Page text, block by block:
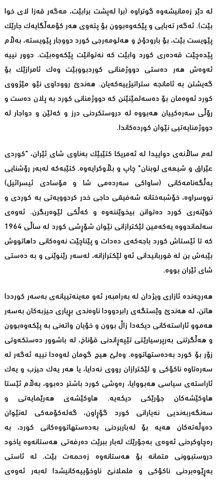
له‌ دێر زه‌مانیشه‌وه‌ گوتراوه‌ (برا له‌پشت برابێت، مه‌گه‌ر قه‌زا لای خوا
بێت). ئه‌گه‌ر ته‌بایی و پێكه‌وه‌بوون بۆ پته‌وی هه‌ر كۆمه‌ڵگایه‌ك جارێك
پێویست بێت، بۆ بارودۆخ و هه‌لومه‌رجی كورد دووجار پێویسته‌، به‌ڵام
پێده‌چێت قه‌ده‌ری كورد وابێت كه‌ نه‌توانێت پێكه‌وه‌بێت. دوور نییه‌
ئه‌وه‌ش هه‌ر ده‌ستی دووژمنانی كوردبووبێت وه‌ك ئامرازێك بۆ
گه‌یشتن به‌ ئامانجه‌ ستراتیژییه‌كه‌یان. هه‌ندێ‌ رووداوی نێو مێژووی
كورد ئه‌وه‌مان بۆ ده‌سه‌لمێنێنن كه‌ دووژمنانی كورد به‌ پلان ده‌ست و
رۆڵی سه‌ره‌كییان هه‌بووه‌ له‌ دروستكردنی درز و كه‌لێن و دواجار له‌
دووژمنایه‌تیی نێوان كورده‌كاندا.
له‌م ساڵانه‌ی دواییدا له‌ ئه‌مریكا كتێبێك به‌ناوی شای ئێران، "كوردی
عێراق و شیعه‌ی لوبنان" چاپ و بڵاوكرایه‌وه‌. كتێبه‌كه‌ له‌به‌ر رۆشنایی
به‌ڵگه‌نامه‌كانی (ساواكی سه‌رده‌می شا و مۆسادی ئیسرائیل)
نووسراوه‌، خۆشبه‌ختانه‌ شه‌فیقی حاجی خدر كردوویه‌تی به‌ كوردی و
خوێنه‌ری كورد ده‌توانن بیخوێننه‌وه ‌و كه‌ڵكی لێوه‌ربگرن. ئه‌وه‌ی
سه‌لماندووه‌ یه‌كه‌مین لێكترازانی نێوان شۆڕشی كورد له‌ ساڵی 1964
كه‌ تا ئێستاش كورد باجه‌كه‌ی ده‌دات و پێناچێت نه‌وه‌كانی داهاتووش
بێبه‌ش بن له‌ قوربانیدانی ئه‌و لێكترازانه‌، له‌سه‌ر رێنوێنی و به‌ ده‌ستی
شای ئێران بووه‌.
هه‌رچه‌نده‌ ئازاری ویژدان له‌ به‌رامبه‌ر ئه‌و مه‌ینه‌تییانه‌ی به‌سه‌ر كورددا
هاتن، له‌ هه‌ندێ‌ وێستگه‌ی رابردوودا ناوه‌ندی بڕیاری حیزبه‌كان به‌سه‌ر
هه‌موو ئاراسته‌كانی دیكه‌دا زاڵ بوون و خۆیان واته‌نی به‌ پێكه‌وه‌بوون
و هه‌ڵگرتنی به‌رپرسیارێتی تێپه‌ڕاندنی قۆناخ، له‌ باشوور ده‌ستكه‌وتی
زۆر بۆ كورد به‌ده‌ستهاتووه‌. وه‌لێ‌ هیچ گومان له‌وه‌دا نییه‌ ئه‌گه‌ر له‌
سه‌ره‌تاوه‌ ناكۆكی و لێكترازان رووی نه‌دایا، یا هه‌ر یه‌ك حیزب و یه‌ك
ئاراسته‌ی سیاسی هه‌بووایا، ره‌وشی كورد باشتر ده‌بوو، بەڵام ئێستا
هاوكێشه‌كان جۆرێكی دیكه‌یه‌. هاوكێشه‌ی هه‌رێمایه‌تی و
سه‌نگه‌ربه‌ندیی نه‌یارانی كورد گۆڕاون، گه‌له‌كۆمه‌كی لەنێوان
ده‌وڵه‌ته‌كان هه‌یه‌ بۆ له‌باربردنی به‌ده‌ستهاتووه‌كانی كورد، به‌
ره‌چاوكردنی ئه‌وه‌ی به‌جۆرێك له‌بار ببرێت ده‌رفه‌تی هه‌ستانه‌وه‌ یاخود
دروستبوونی متمانه‌ بۆ هه‌ستانه‌وه‌ زه‌حمه‌ت بێت. له‌ ئاستی
به‌ڕێوه‌بردنی ناكۆكی و ململانێ‌ ناوخۆییه‌كانیشدا له‌به‌ر ئه‌وه‌ی